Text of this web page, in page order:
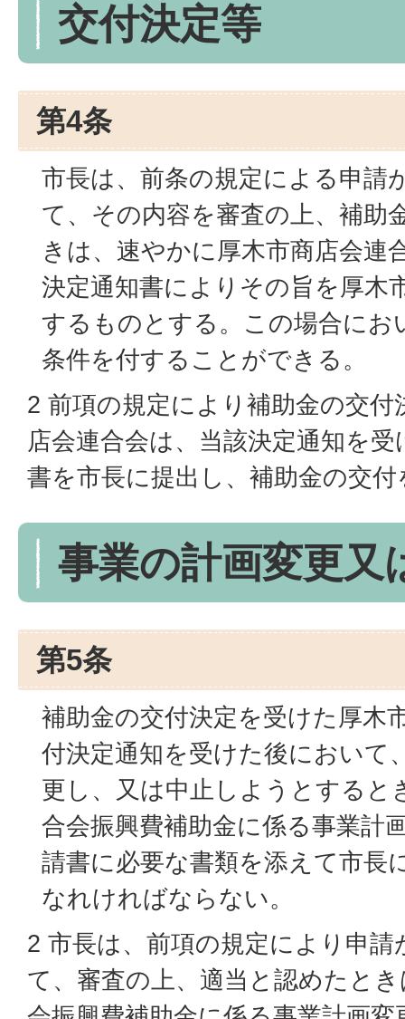
交付決定等
第4条
市長は、前条の規定による申請
て、その内容を審査の上、補助
きは、速やかに厚木市商店会連
決定通知書によりその旨を厚木
するものとする。この場合にお
条件を付することができる。
2 前項の規定により補助金の交
店会連合会は、当該決定通知を
書を市長に提出し、補助金の交
事業の計画変更又
第5条
補助金の交付決定を受けた厚木
付決定通知を受けた後において
更し、又は中止しようとすると
合会振興費補助金に係る事業計
請書に必要な書類を添えて市長
なれければならない。
2 市長は、前項の規定により申
て、審査の上、適当と認めたと